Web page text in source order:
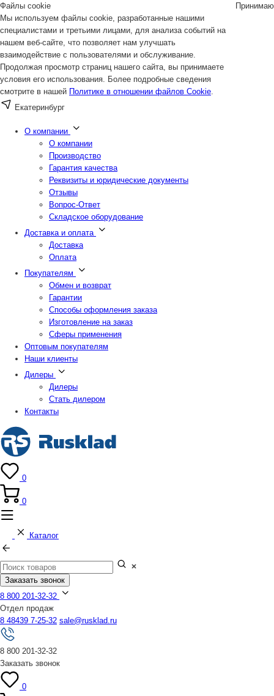
Файлы cookie
Мы используем файлы cookie, разработанные нашими
специалистами и третьими лицами, для анализа событий на
нашем веб-сайте, что позволяет нам улучшать
взаимодействие с пользователями и обслуживание.
Продолжая просмотр страниц нашего сайта, вы принимаете
условия его использования. Более подробные сведения
смотрите в нашей Политике в отношении файлов Cookie.
Принимаю
Екатеринбург
О компании
О компании
Производство
Гарантия качества
Реквизиты и юридические документы
Отзывы
Вопрос-Ответ
Складское оборудование
Доставка и оплата
Доставка
Оплата
Покупателям
Обмен и возврат
Гарантии
Способы оформления заказа
Изготовление на заказ
Сферы применения
Оптовым покупателям
Наши клиенты
Дилеры
Дилеры
Стать дилером
Контакты
0
0
Каталог
Заказать звонок
8 800 201-32-32
Отдел продаж
8 48439 7-25-32 sale@rusklad.ru
8 800 201-32-32
Заказать звонок
0